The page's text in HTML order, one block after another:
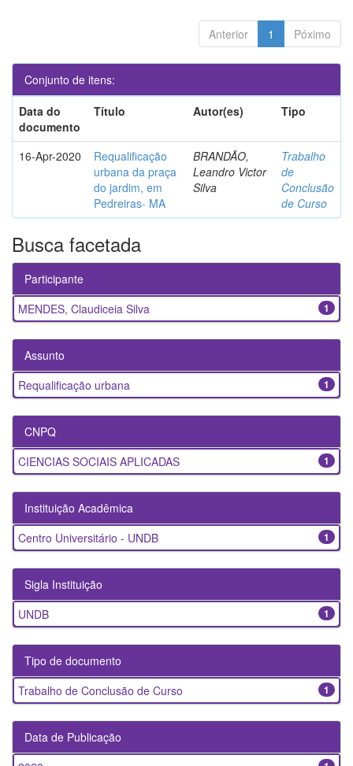
Anterior 1 Póximo
Conjunto de itens:
Data do
documento
Título Autor(es) Tipo
16-Apr-2020
Requalificação
urbana da praça
do jardim, em
Pedreiras- MA
BRANDÃO,
Leandro Victor
Silva
Trabalho
de
Conclusão
de Curso
Busca facetada
Participante
1
MENDES, Claudiceia Silva
Assunto
1
Requalificação urbana
CNPQ
1
CIENCIAS SOCIAIS APLICADAS
Instituição Acadêmica
1
Centro Universitário - UNDB
Sigla Instituição
1
UNDB
Tipo de documento
1
Trabalho de Conclusão de Curso
Data de Publicação